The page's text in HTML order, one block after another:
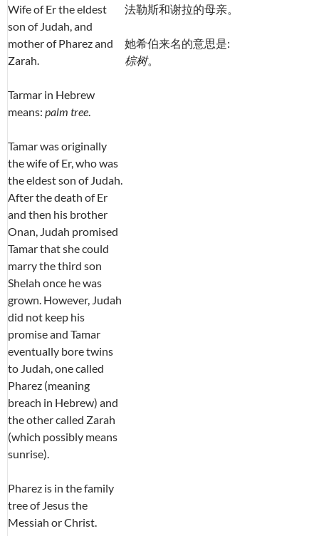
Wife of Er the eldest
son of Judah, and
mother of Pharez and
Zarah.
Tarmar in Hebrew
means: palm tree.
Tamar was originally
the wife of Er, who was
the eldest son of Judah.
After the death of Er
and then his brother
Onan, Judah promised
Tamar that she could
marry the third son
Shelah once he was
grown. However, Judah
did not keep his
promise and Tamar
eventually bore twins
to Judah, one called
Pharez (meaning
breach in Hebrew) and
the other called Zarah
(which possibly means
sunrise).
Pharez is in the family
tree of Jesus the
Messiah or Christ.
法勒斯和谢拉的母亲。
她希伯来名的意思是:
棕树。